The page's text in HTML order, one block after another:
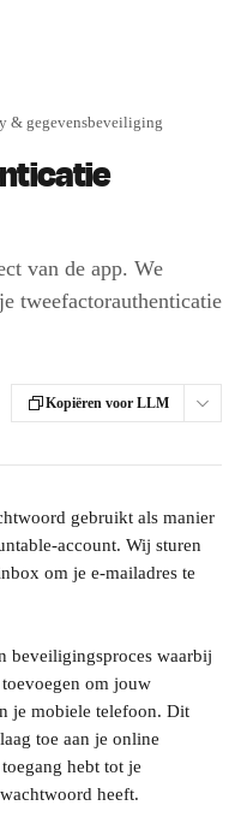
& gegevensbeveiliging
van de app. We
tweefactorauthenticatie
Kopiëren voor LLM
gebruikt als manier
account. Wij sturen
om je e-mailadres te
beveiligingsproces waarbij
om jouw
je mobiele telefoon. Dit
toe aan je online
hebt tot je
heeft.